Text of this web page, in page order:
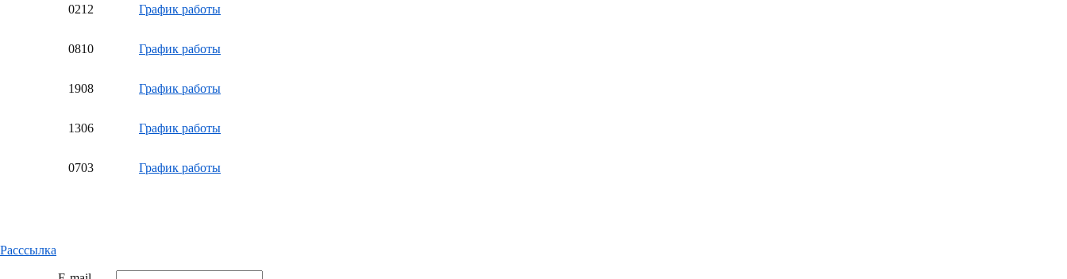
0212 График работы
0810 График работы
1908 График работы
1306 График работы
0703 График работы
Расссылка